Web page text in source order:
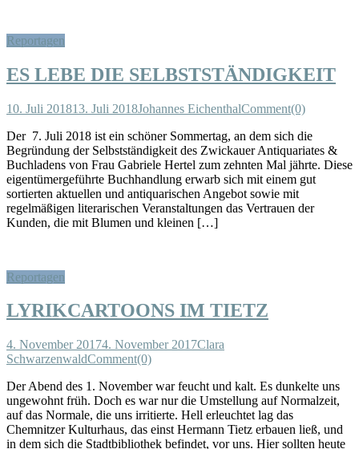
Reportagen
ES LEBE DIE SELBSTSTÄNDIGKEIT
10. Juli 201813. Juli 2018Johannes EichenthalComment(0)
Der 7. Juli 2018 ist ein schöner Sommertag, an dem sich die
Begründung der Selbstständigkeit des Zwickauer Antiquariates &
Buchladens von Frau Gabriele Hertel zum zehnten Mal jährte. Diese
eigentümergeführte Buchhandlung erwarb sich mit einem gut
sortierten aktuellen und antiquarischen Angebot sowie mit
regelmäßigen literarischen Veranstaltungen das Vertrauen der
Kunden, die mit Blumen und kleinen […]
Reportagen
LYRIKCARTOONS IM TIETZ
4. November 20174. November 2017Clara
SchwarzenwaldComment(0)
Der Abend des 1. November war feucht und kalt. Es dunkelte uns
ungewohnt früh. Doch es war nur die Umstellung auf Normalzeit,
auf das Normale, die uns irritierte. Hell erleuchtet lag das
Chemnitzer Kulturhaus, das einst Hermann Tietz erbauen ließ, und
in dem sich die Stadtbibliothek befindet, vor uns. Hier sollten heute